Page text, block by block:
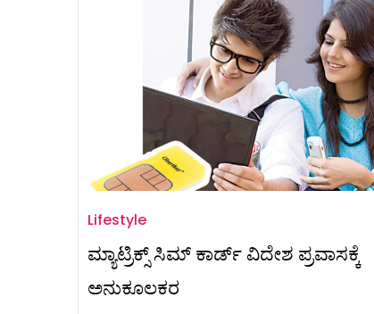
Lifestyle
ಮ್ಯಾಟ್ರಿಕ್ಸ್ ಸಿಮ್ ಕಾರ್ಡ್ ವಿದೇಶ ಪ್ರವಾಸಕ್ಕೆ
ಅನುಕೂಲಕರ